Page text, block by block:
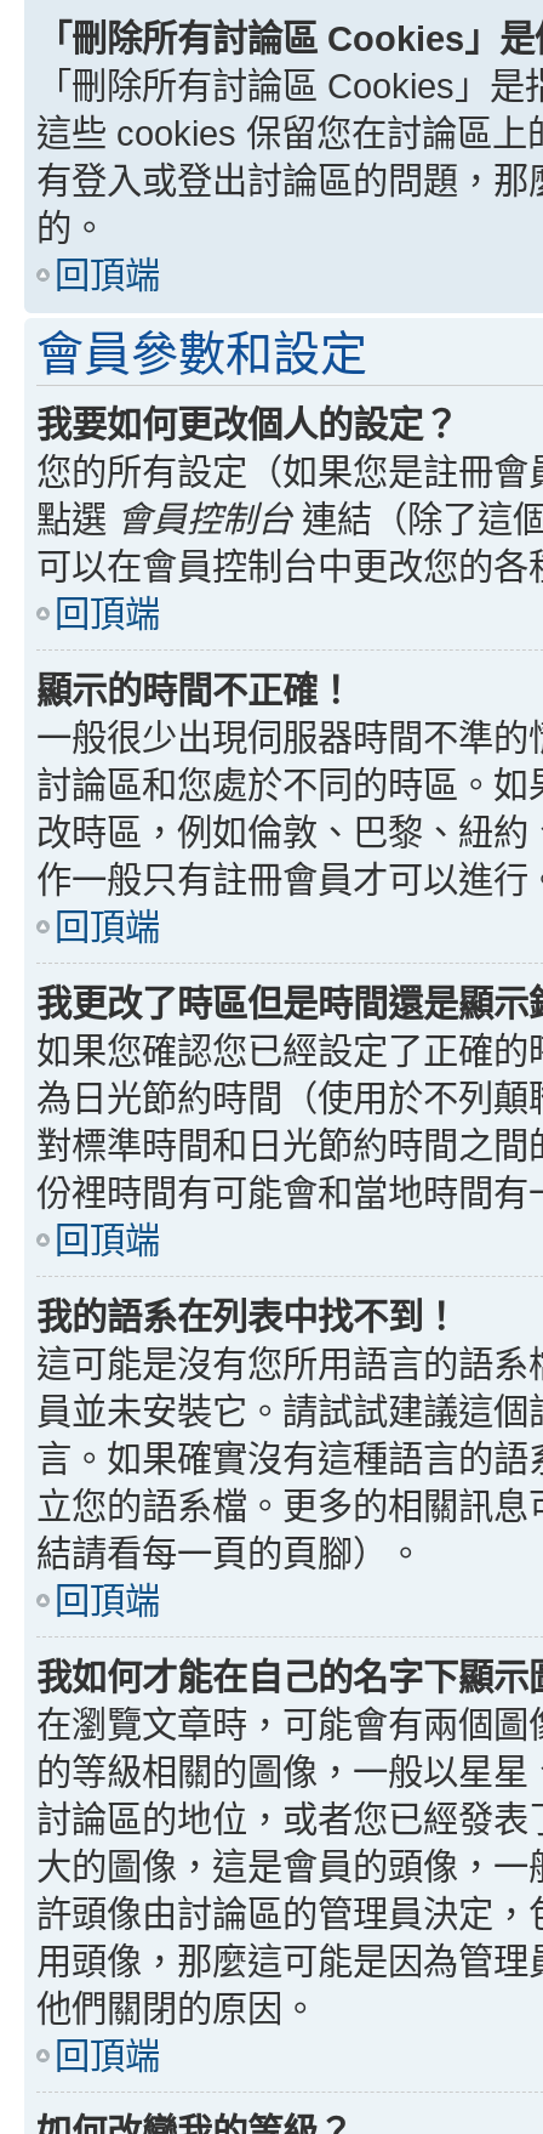
「刪除所有討論區 Cookies」
「刪除所有討論區 Cookies」
這些 cookies 保留您在討論區
有登入或登出討論區的問題，
的。
回頂端
會員參數和設定
我要如何更改個人的設定？
您的所有設定（如果您是註冊
點選 會員控制台連結（除了這
可以在會員控制台中更改您的各
回頂端
顯示的時間不正確！
一般很少出現伺服器時間不準
討論區和您處於不同的時區。
改時區，例如倫敦、巴黎、紐
作一般只有註冊會員才可以進
回頂端
我更改了時區但是時間還是顯示
如果您確認您已經設定了正確
為日光節約時間（使用於不列
對標準時間和日光節約時間之
份裡時間有可能會和當地時間
回頂端
我的語系在列表中找不到！
這可能是沒有您所用語言的語
員並未安裝它。請試試建議這
言。如果確實沒有這種語言的
立您的語系檔。更多的相關訊
結請看每一頁的頁腳）。
回頂端
我如何才能在自己的名字下顯示
在瀏覽文章時，可能會有兩個
的等級相關的圖像，一般以星
討論區的地位，或者您已經發
大的圖像，這是會員的頭像，
許頭像由討論區的管理員決定
用頭像，那麼這可能是因為管
他們關閉的原因。
回頂端